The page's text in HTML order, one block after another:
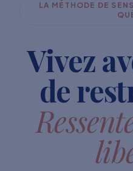
LA MÉTHODE DE
Vivez
de